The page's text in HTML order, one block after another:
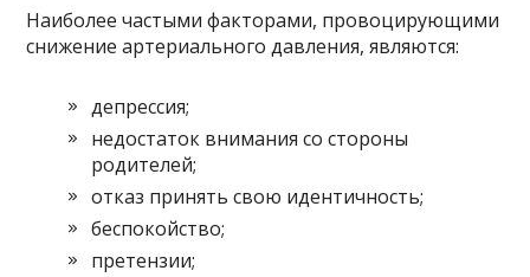
Наиболее частыми факторами, провоцирующими
снижение артериального давления, являются:
депрессия;
недостаток внимания со стороны
родителей;
отказ принять свою идентичность;
беспокойство;
претензии;